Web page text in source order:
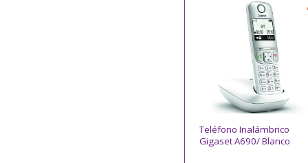
Teléfono Inalámbrico
Gigaset A690/ Blanco